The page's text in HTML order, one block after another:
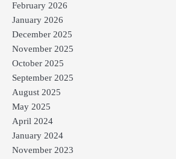
February 2026
January 2026
December 2025
November 2025
October 2025
September 2025
August 2025
May 2025
April 2024
January 2024
November 2023